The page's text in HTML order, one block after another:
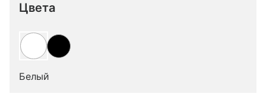
Цвета
Белый